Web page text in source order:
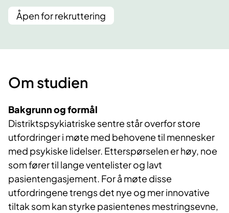
Åpen for rekruttering
Om studien
Bakgrunn og formål
Distriktspsykiatriske sentre står overfor store
utfordringer i møte med behovene til mennesker
med psykiske lidelser. Etterspørselen er høy, noe
som fører til lange ventelister og lavt
pasientengasjement. For å møte disse
utfordringene trengs det nye og mer innovative
tiltak som kan styrke pasientenes mestringsevne,